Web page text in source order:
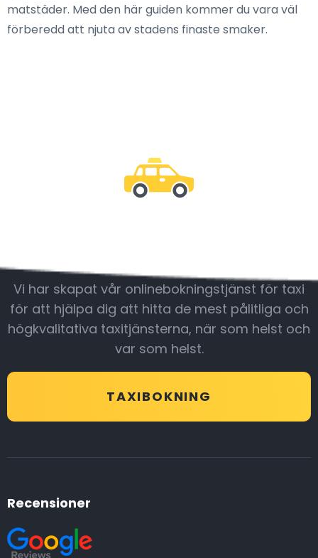
matstäder. Med den här guiden kommer du vara väl
förberedd att njuta av stadens finaste smaker.
Vi har skapat vår onlinebokningstjänst för taxi
för att hjälpa dig att hitta de mest pålitliga och
högkvalitativa taxitjänsterna, när som helst och
var som helst.
TAXIBOKNING
Recensioner